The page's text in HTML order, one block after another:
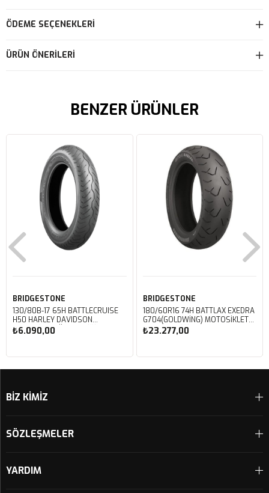
ÖDEME SEÇENEKLERI
ÜRÜN ÖNERILERI
BENZER ÜRÜNLER
BRIDGESTONE
130/80B-17 65H BATTLECRUISE
H50 HARLEY DAVIDSON
MOTOSIKLET ÖN LASTIĞI (2023)
₺6.090,00
BRIDGESTONE
180/60R16 74H BATTLAX EXEDRA
G704(GOLDWING) MOTOSIKLET
ARKA LASTIĞI (2025)
₺23.277,00
BİZ KİMİZ
SÖZLEŞMELER
YARDIM